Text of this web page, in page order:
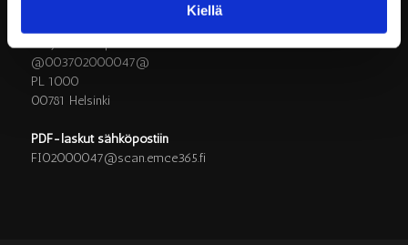
Kiellä
@003702000047@
PL 1000
00781 Helsinki
PDF-laskut sähköpostiin
FI02000047@scan.emce365.fi